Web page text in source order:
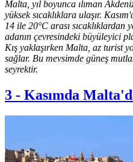
Malta, yıl boyunca ılıman
yüksek sıcaklıklara ulaşır.
14 ile 20°C arası
adanın çevresindeki büyüleyici
Kış yaklaşırken Malta, az turist
sağlar. Bu mevsimde güneş
seyrektir.
3 - Kasımda